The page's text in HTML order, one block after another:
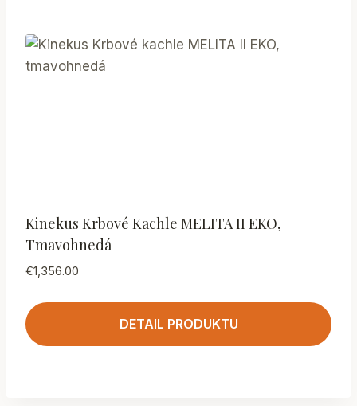
Kinekus Krbové Kachle MELITA II EKO,
Tmavohnedá
€1,356.00
DETAIL PRODUKTU